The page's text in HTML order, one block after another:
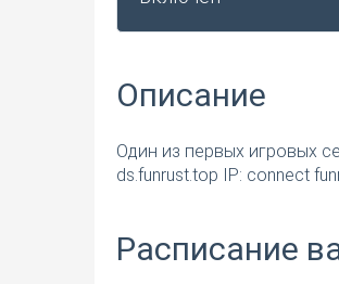
Описание
Один из первых игровых
ds.funrust.top IP: connect
Расписание